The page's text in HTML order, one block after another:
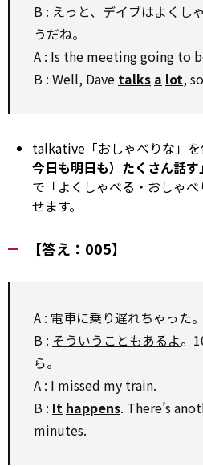
B : えっと、デイブはよくし
うだね。
A : Is the meeting going to
B : Well, Dave talks a lot,
talkative「おしゃべりな」を
今日も明日も）たくさん話す」
で「よくしゃべる・おしゃ
せます。
【答え：005】
A : 電車に乗り遅れちゃった。
B : そういうこともあるよ。
ら。
A : I missed my train.
B : It happens. There’s
minutes.